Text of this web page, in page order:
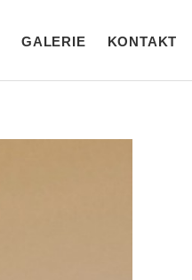
GALERIE KONTAKT